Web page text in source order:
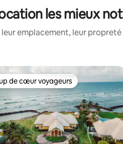
les mieux
emplacement, leur
de cœur voyageurs
de cœur voyageurs